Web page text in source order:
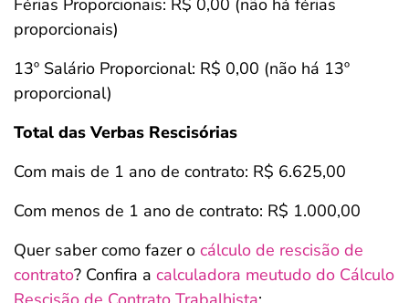
Férias Proporcionais: R$ 0,00 (não há férias
proporcionais)
13º Salário Proporcional: R$ 0,00 (não há 13º
proporcional)
Total das Verbas Rescisórias
Com mais de 1 ano de contrato: R$ 6.625,00
Com menos de 1 ano de contrato: R$ 1.000,00
Quer saber como fazer o cálculo de rescisão de
contrato? Confira a calculadora meutudo do Cálculo